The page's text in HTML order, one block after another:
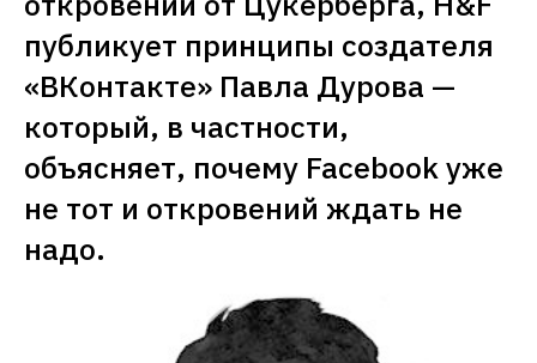
публикует принципы создателя
«ВКонтакте» Павла Дурова —
который, в частности,
объясняет, почему Facebook уже
не тот и откровений ждать не
надо.